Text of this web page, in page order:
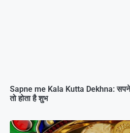
Sapne me Kala Kutta Dekhna: सपने
तो होता है शुभ